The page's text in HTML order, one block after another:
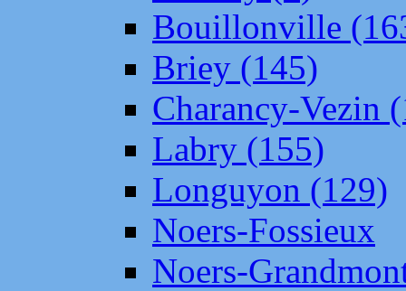
Bouillonville
Briey (145)
Charancy-Vezin
Labry (155)
Longuyon (129)
Noers-Fossieux
Noers-